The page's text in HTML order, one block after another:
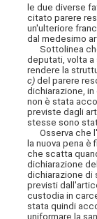
le due diverse
citato parere
un'ulteriore
dal medesimo
Sottolinea
deputati, volta a
rendere la
c) del parere
dichiarazione,
non è stata
previste dagli
stesse sono
Osserva che
la nuova pena è
che scatta
dichiarazione
dichiarazione di
previsti
custodia in
stata quindi
uniformare la